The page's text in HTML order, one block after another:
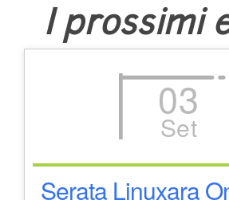
I prossimi
03
Set
Serata Linuxara